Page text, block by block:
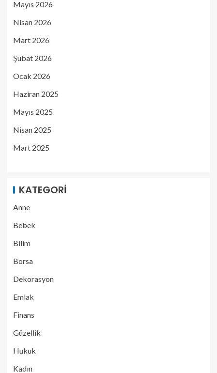
Mayıs 2026
Nisan 2026
Mart 2026
Şubat 2026
Ocak 2026
Haziran 2025
Mayıs 2025
Nisan 2025
Mart 2025
KATEGORI
Anne
Bebek
Bilim
Borsa
Dekorasyon
Emlak
Finans
Güzellik
Hukuk
Kadın